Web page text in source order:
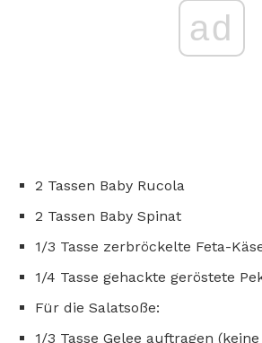
ad
2 Tassen Baby Rucola
2 Tassen Baby Spinat
1/3 Tasse zerbröckelte Feta-
1/4 Tasse gehackte geröstete
Für die Salatsoße:
1/3 Tasse Gelee auftragen